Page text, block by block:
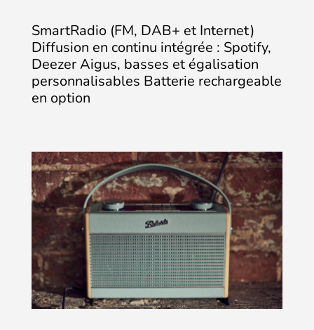
SmartRadio (FM, DAB+ et Internet)
Diffusion en continu intégrée : Spotify,
DeezerAigus, basses et égalisation
personnalisables Batterie rechargeable
en option